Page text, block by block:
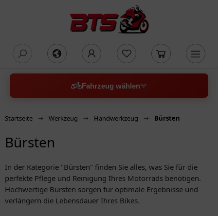
Fahrzeug wählen
Startseite Werkzeug Handwerkzeug Bürsten
Bürsten
In der Kategorie "Bürsten" finden Sie alles, was Sie für die
perfekte Pflege und Reinigung Ihres Motorrads benötigen.
Hochwertige Bürsten sorgen für optimale Ergebnisse und
verlängern die Lebensdauer Ihres Bikes.